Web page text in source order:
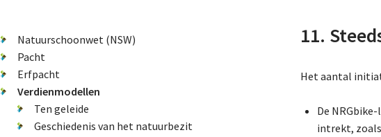
Natuurschoonwet (NSW)
Pacht
Erfpacht
Verdienmodellen
Ten geleide
Geschiedenis van het natuurbezit
11.
Het aantal
De
intrekt,